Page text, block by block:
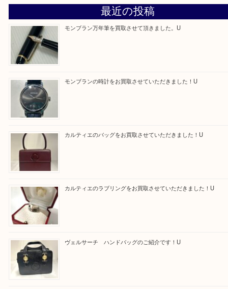
—お知らせ—
最後に当店では現在正社員を募集しておりますので
る方はお気軽にお問合せください！！
求人要項はここをクリック
Facebook
Twitter
買取ブログ検索
最近の投稿